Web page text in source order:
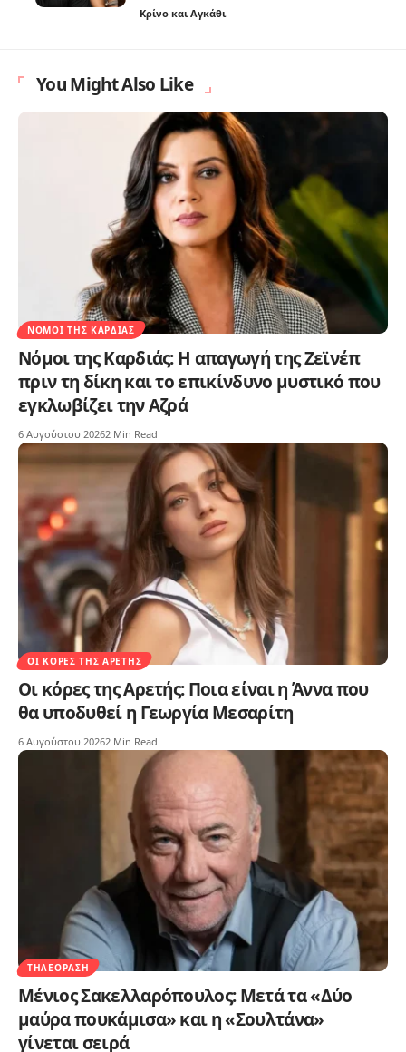
Κρίνο και Αγκάθι
You Might Also Like
ΝΌΜΟΙ ΤΗΣ ΚΑΡΔΙΆΣ
Νόμοι της Καρδιάς: Η απαγωγή της Ζεϊνέπ
πριν τη δίκη και το επικίνδυνο μυστικό που
εγκλωβίζει την Αζρά
6 Αυγούστου 20262 Min Read
ΟΙ ΚΌΡΕΣ ΤΗΣ ΑΡΕΤΉΣ
Οι κόρες της Αρετής: Ποια είναι η Άννα που
θα υποδυθεί η Γεωργία Μεσαρίτη
6 Αυγούστου 20262 Min Read
ΤΗΛΕΌΡΑΣΗ
Μένιος Σακελλαρόπουλος: Μετά τα «Δύο
μαύρα πουκάμισα» και η «Σουλτάνα»
γίνεται σειρά